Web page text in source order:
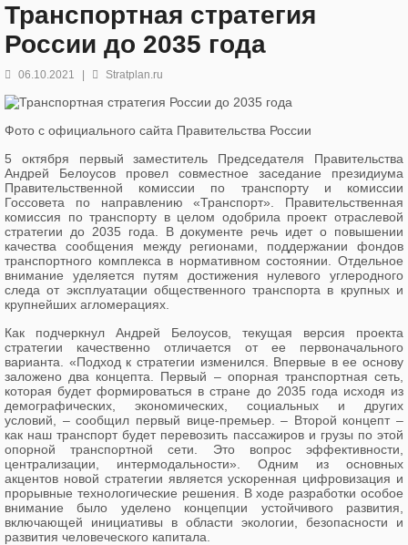
Транспортная стратегия
России до 2035 года
06.10.2021 Stratplan.ru
Фото с официального сайта Правительства России
5 октября первый заместитель Председателя Правительства
Андрей Белоусов провел совместное заседание президиума
Правительственной комиссии по транспорту и комиссии
Госсовета по направлению «Транспорт». Правительственная
комиссия по транспорту в целом одобрила проект отраслевой
стратегии до 2035 года. В документе речь идет о повышении
качества сообщения между регионами, поддержании фондов
транспортного комплекса в нормативном состоянии. Отдельное
внимание уделяется путям достижения нулевого углеродного
следа от эксплуатации общественного транспорта в крупных и
крупнейших агломерациях.
Как подчеркнул Андрей Белоусов, текущая версия проекта
стратегии качественно отличается от ее первоначального
варианта. «Подход к стратегии изменился. Впервые в ее основу
заложено два концепта. Первый – опорная транспортная сеть,
которая будет формироваться в стране до 2035 года исходя из
демографических, экономических, социальных и других
условий, – сообщил первый вице-премьер. – Второй концепт –
как наш транспорт будет перевозить пассажиров и грузы по этой
опорной транспортной сети. Это вопрос эффективности,
централизации, интермодальности». Одним из основных
акцентов новой стратегии является ускоренная цифровизация и
прорывные технологические решения. В ходе разработки особое
внимание было уделено концепции устойчивого развития,
включающей инициативы в области экологии, безопасности и
развития человеческого капитала.